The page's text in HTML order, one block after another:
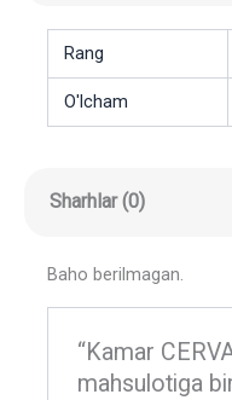
Rang
O'lcham
Sharhlar (0)
Baho berilmagan.
“Kamar
mahsulotiga